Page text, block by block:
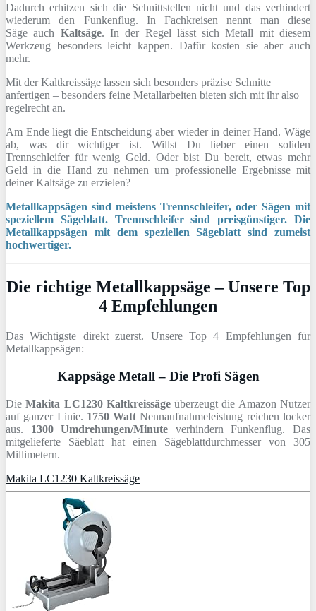
Dadurch erhitzen sich die Schnittstellen nicht und das verhindert
wiederum den Funkenflug. In Fachkreisen nennt man diese
Säge auch Kaltsäge. In der Regel lässt sich Metall mit diesem
Werkzeug besonders leicht kappen. Dafür kosten sie aber auch
mehr.
Mit der Kaltkreissäge lassen sich besonders präzise Schnitte
anfertigen – besonders feine Metallarbeiten bieten sich mit ihr also
regelrecht an.
Am Ende liegt die Entscheidung aber wieder in deiner Hand. Wäge
ab, was dir wichtiger ist. Willst Du lieber einen soliden
Trennschleifer für wenig Geld. Oder bist Du bereit, etwas mehr
Geld in die Hand zu nehmen um professionelle Ergebnisse mit
deiner Kaltsäge zu erzielen?
Metallkappsägen sind meistens Trennschleifer, oder Sägen mit
speziellem Sägeblatt. Trennschleifer sind preisgünstiger. Die
Metallkappsägen mit dem speziellen Sägeblatt sind zumeist
hochwertiger.
Die richtige Metallkappsäge – Unsere Top
4 Empfehlungen
Das Wichtigste direkt zuerst. Unsere Top 4 Empfehlungen für
Metallkappsägen:
Kappsäge Metall – Die Profi Sägen
DieMakita LC1230 Kaltkreissägeüberzeugt die Amazon Nutzer
auf ganzer Linie. 1750 Watt Nennaufnahmeleistung reichen locker
aus. 1300 Umdrehungen/Minute verhindern Funkenflug. Das
mitgelieferte Säeblatt hat einen Sägeblattdurchmesser von 305
Millimetern.
Makita LC1230 Kaltkreissäge